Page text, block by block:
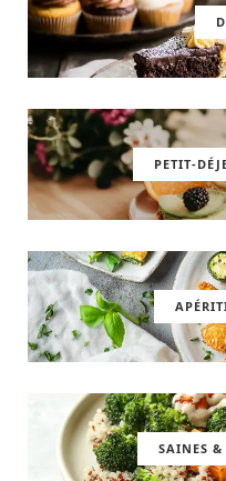
PETIT-
SAINES &